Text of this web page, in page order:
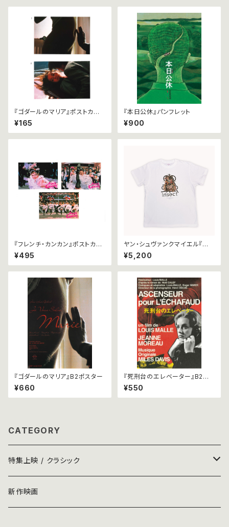
『ゴダールのマリア』ポストカー
ド
¥165
『本日公休』パンフレット
¥900
『フレンチ・カンカン』ポストカー
ドセット
¥495
ヤン・シュヴァンクマイエル『蟲』
Tシャツ（白/Sサイズ）
¥5,200
『ゴダールのマリア』B2ポスター
¥660
『死刑台のエレベーター』B2ポ
スター
¥550
CATEGORY
特集上映 / クラシック
パンフレット
新作映画